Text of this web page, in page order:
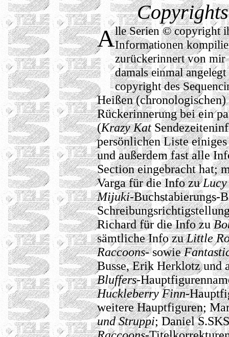
Alle Serien © copyright
Informationen
zurückerinnert von mir
damals einmal
copyright des
Heißen
Rückerinnerung bei ein
(Krazy Kat
persönlichen Liste
und außerdem fast alle
Section eingebracht hat;
Varga für die Info zu
Mijuki-Buchstabierungs-
Richard für die Info zu
sämtliche Info zuLittle
Raccoons- sowie
Busse, Erik Herklotz und
Bluffers-
Huckleberry Finn-
weitere Hauptfiguren;
und Struppi; Daniel